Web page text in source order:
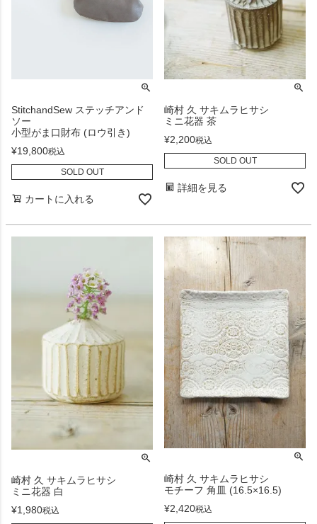
StitchandSew ステッチアンド
ソー
小型がま口財布 (ロウ引き)
¥19,800税込
SOLD OUT
カートに入れる
崎村 久 サキムラヒサシ
ミニ花器 茶
¥2,200税込
SOLD OUT
詳細を見る
崎村 久 サキムラヒサシ
ミニ花器 白
¥1,980税込
崎村 久 サキムラヒサシ
モチーフ 角皿 (16.5×16.5)
¥2,420税込